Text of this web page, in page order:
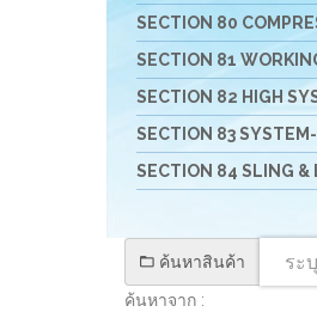
SECTION 80
SECTION 81
SECTION 82 HIGH
SECTION 83
SECTION 84 SLING
ค้นหาสินค้า
ค้นหาจาก :